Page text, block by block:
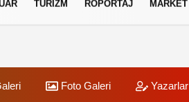
TURIZM RÖPORTAJ MARKET
Foto Galeri Yazarlar